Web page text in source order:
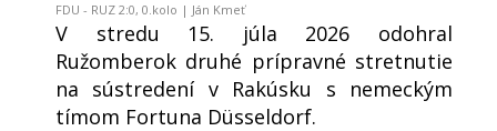
FDU - RUZ 2:0, 0.kolo | Ján Kmeť
V stredu 15. júla 2026 odohral
Ružomberok druhé prípravné stretnutie
na sústredení v Rakúsku s nemeckým
tímom Fortuna Düsseldorf.